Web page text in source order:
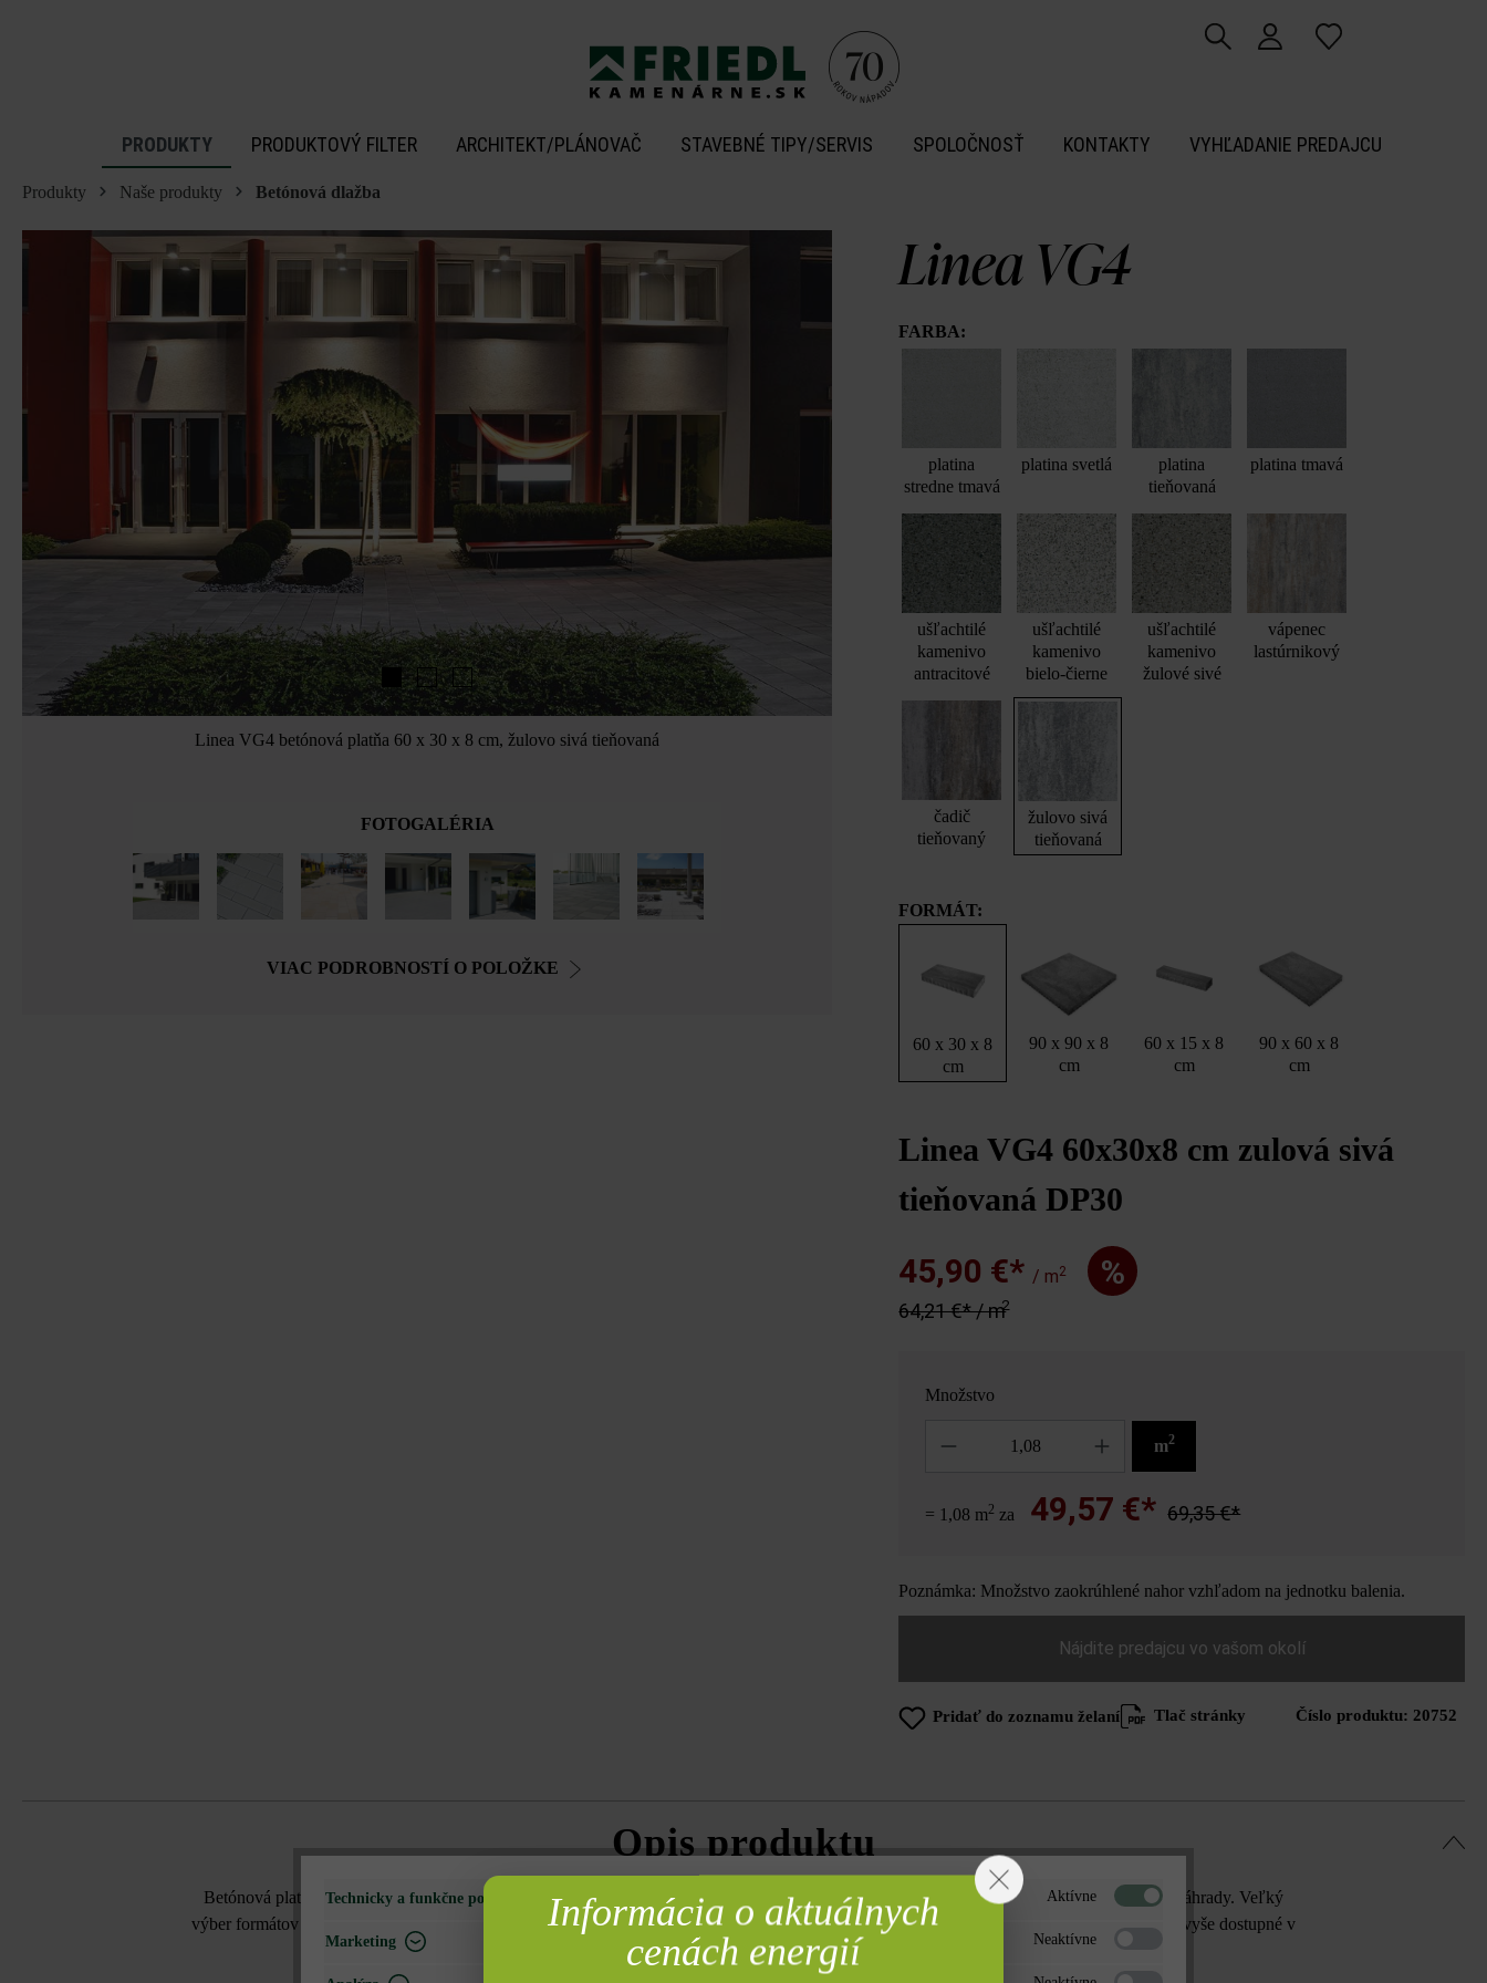
PRODUKTY PRODUKTOVÝ FILTER ARCHITEKT/PLÁNOVAČ STAVEBNÉ TIPY/SERVIS SPOLOČNOSŤ KONTAKTY VYHĽADANIE PREDAJCU
Produkty Naše produkty Betónová dlažba
Linea VG4 betónová platňa 60 x 30 x 8 cm, žulovo sivá tieňovaná
FOTOGALÉRIA
VIAC PODROBNOSTÍ O POLOŽKE
Linea VG4
FARBA:
platina
stredne tmavá
platina svetlá
platina
tieňovaná
platina tmavá
ušľachtilé
kamenivo
antracitové
ušľachtilé
kamenivo
bielo-čierne
ušľachtilé
kamenivo
žulové sivé
vápenec
lastúrnikový
čadič
tieňovaný
žulovo sivá
tieňovaná
FORMÁT:
60 x 30 x 8
cm
90 x 90 x 8
cm
60 x 15 x 8
cm
90 x 60 x 8
cm
Linea VG4 60x30x8 cm zulová sivá
tieňovaná DP30
45,90 €* / m2 %
64,21 €* / m2
Množstvo
m2
= 1,08 m2 za 49,57 €* 69,35 €*
Poznámka: Množstvo zaokrúhlené nahor vzhľadom na jednotku balenia.
Nájdite predajcu vo vašom okolí
Pridať do zoznamu želaní Tlač stránky Číslo produktu: 20752
Opis produktu
Betónová platňa Linea VG4 vytvorí svojimi extravagantnými formátmi harmonickú súhru medzi modernou architektúrou a strohým štýlom záhrady. Veľký
výber formátov prináša mnoho možností na stvárnenie vjazdov, príjazdov ku garážam a priestranstiev pred budovami. Platne Linea VG4 sú navyše dostupné v
rôznych sivých odtieňoch. Pri použití jednofarebného odtieňa pôsobí plocha štýlovo, pri tieňovaných farbách zase nápadito.
Technicky a funkčne potrebné Aktívne
Marketing Neaktívne
Informácia o aktuálnych
cenách energií